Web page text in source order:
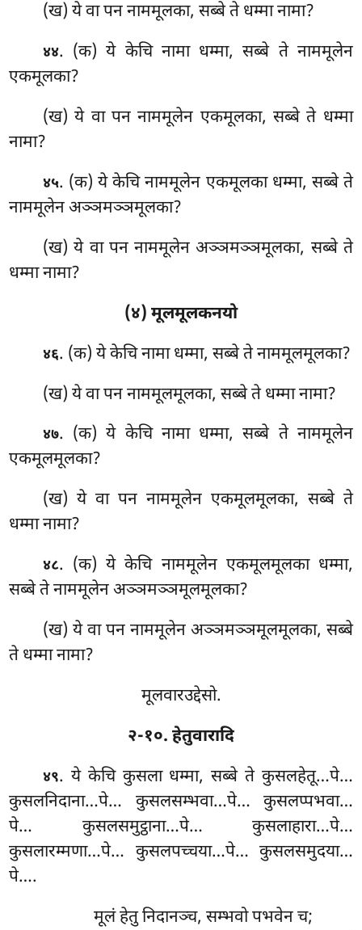
(ख) ये वा पन नाममूलका, सब्बे ते धम्मा नामा?
४४. (क) ये केचि नामा धम्मा, सब्बे ते नाममूलेन
एकमूलका?
(ख) ये वा पन नाममूलेन एकमूलका, सब्बे ते धम्मा
नामा?
४५. (क) ये केचि नाममूलेन एकमूलका धम्मा, सब्बे ते
नाममूलेन अञ्ञमञ्ञमूलका?
(ख) ये वा पन नाममूलेन अञ्ञमञ्ञमूलका, सब्बे ते
धम्मा नामा?
(४) मूलमूलकनयो
४६. (क) येकेचि नामा धम्मा, सब्बे ते नाममूलमूलका?
(ख) ये वा पन नाममूलमूलका, सब्बे ते धम्मा नामा?
४७. (क) ये केचि नामा धम्मा, सब्बे ते नाममूलेन
एकमूलमूलका?
(ख) ये वा पन नाममूलेन एकमूलमूलका, सब्बे ते
धम्मा नामा?
४८. (क) ये केचि नाममूलेन एकमूलमूलका धम्मा,
सब्बे ते नाममूलेन अञ्ञमञ्ञमूलमूलका?
(ख) ये वा पन नाममूलेन अञ्ञमञ्ञमूलमूलका, सब्बे
ते धम्मा नामा?
मूलवारउद्देसो.
२-१०. हेतुवारादि
४९. ये केचि कुसला धम्मा, सब्बे ते कुसलहेतू…पे…
कुसलनिदाना…पे… कुसलसम्भवा…पे… कुसलप्पभवा…
पे… कुसलसमुट्ठाना…पे… कुसलाहारा…पे…
कुसलारम्मणा…पे… कुसलपच्चया…पे… कुसलसमुदया…
पे….
मूलं हेतु निदानञ्च, सम्भवो पभवेन च;